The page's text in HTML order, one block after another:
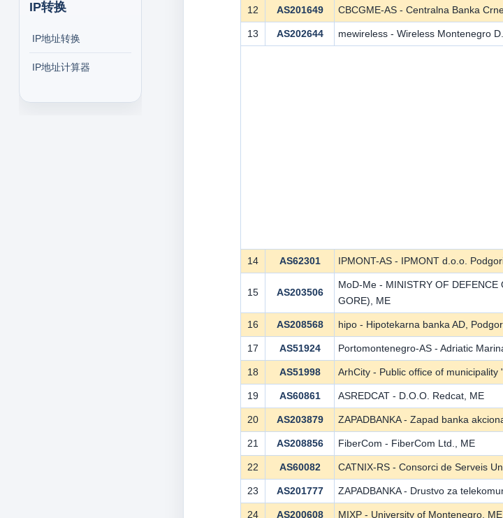
IP转换
IP地址转换
IP地址计算器
12 AS201649 CBCGME-AS - Centralna Banka
13 AS202644 mewireless - Wireless Montenegro
14 AS62301 IPMONT-AS - IPMONT d.o.o.
15 AS203506
MoD-Me - MINISTRY OF DEFENCE
GORE), ME
16 AS208568 hipo - Hipotekarna banka AD,
17 AS51924 Portomontenegro-AS - Adriatic
18 AS51998 ArhCity - Public office of
19 AS60861 ASREDCAT - D.O.O. Redcat, ME
20 AS203879 ZAPADBANKA - Zapad banka
21 AS208856 FiberCom - FiberCom Ltd., ME
22 AS60082 CATNIX-RS - Consorci de Serveis
23 AS201777 ZAPADBANKA - Drustvo za
24 AS200608 MIXP - University of Montenegro, ME